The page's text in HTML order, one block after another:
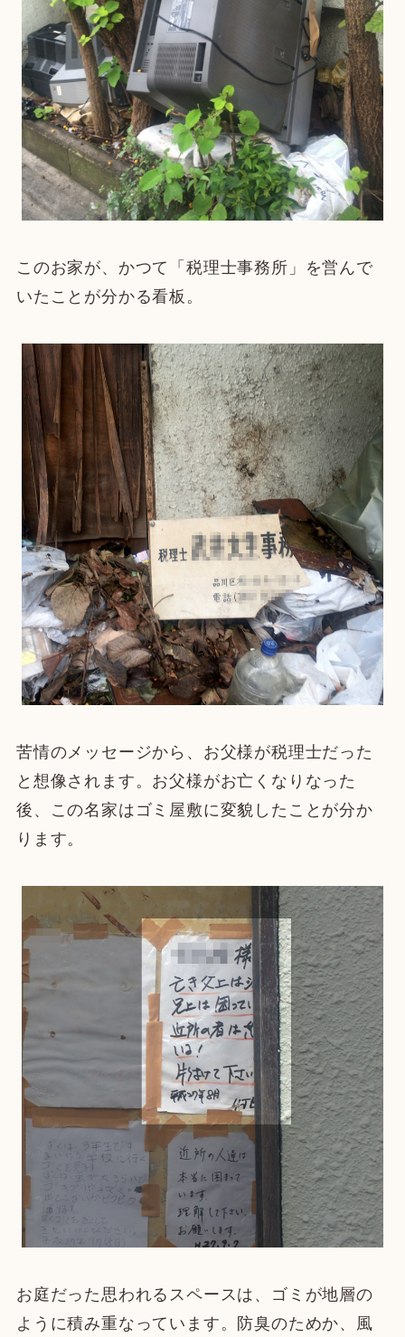
このお家が、かつて「税理士事務所」を営んで
いたことが分かる看板。
苦情のメッセージから、お父様が税理士だった
と想像されます。お父様がお亡くなりなった
後、この名家はゴミ屋敷に変貌したことが分か
ります。
お庭だった思われるスペースは、ゴミが地層の
ように積み重なっています。防臭のためか、風